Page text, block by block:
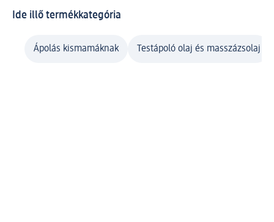
Ide illő termékkategória
Ápolás kismamáknak Testápoló olaj és masszázsolaj